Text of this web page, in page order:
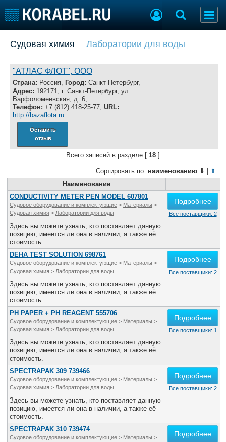
Пульс
Новости
Компании
Репутация
Работа
Крюинг
Журнал
Доска объявлений
Продажа флота
Оборудование
Изделия
Конференции
Выставки и семинары
Личности
Галерея флота
Форум
Все службы
Судовая химия Лаборатории для воды
"АТЛАС ФЛОТ", ООО
Страна: Россия, Город: Санкт-Петербург,
Адрес: 192171, г. Санкт-Петербург, ул.
Варфоломеевская, д. 6,
Телефон: +7 (812) 418-25-77, URL:
http://bazaflota.ru
Оставить
отзыв
Всего записей в разделе [ 18 ]
Сортировать по: наименованию ⇓
⇑
Наименование
CONDUCTIVITY METER PEN MODEL 607801
Судовое оборудование и комплектующие > Материалы >
Судовая химия > Лаборатории для воды
Здесь вы можете узнать, кто поставляет данную
позицию, имеется ли она в наличии, а также её
стоимость.
Подробнее
Все поставщики: 2
DEHA TEST SOLUTION 698761
Судовое оборудование и комплектующие > Материалы >
Судовая химия > Лаборатории для воды
Здесь вы можете узнать, кто поставляет данную
позицию, имеется ли она в наличии, а также её
стоимость.
Подробнее
Все поставщики: 2
PH PAPER + PH REAGENT 555706
Судовое оборудование и комплектующие > Материалы >
Судовая химия > Лаборатории для воды
Здесь вы можете узнать, кто поставляет данную
позицию, имеется ли она в наличии, а также её
стоимость.
Подробнее
Все поставщики: 1
SPECTRAPAK 309 739466
Судовое оборудование и комплектующие > Материалы >
Судовая химия > Лаборатории для воды
Здесь вы можете узнать, кто поставляет данную
позицию, имеется ли она в наличии, а также её
стоимость.
Подробнее
Все поставщики: 2
SPECTRAPAK 310 739474
Судовое оборудование и комплектующие > Материалы >
Подробнее